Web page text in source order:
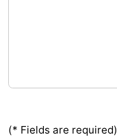
(* Fields are required)